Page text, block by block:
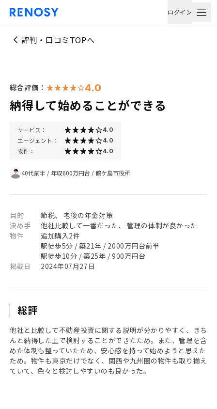
ログイン
評判・口コミTOPへ
総合評価： 4.0
納得して始めることができる
サービス： 4.0
エージェント： 4.0
物件： 4.0
40代前半 / 年収600万円台 /鶴ケ島市役所
目的
節税、 老後の年金対策
決め手
他社比較して一番だった、 管理の体制が良かった
物件
追加購入2件
駅徒歩5分 / 築21年 / 2000万円台前半
駅徒歩10分 / 築25年 / 900万円台
掲載日
2024年07月27日
総評
他社と比較して不動産投資に関する説明が分かりやすく、きち
んと納得した上で検討することができたため。また、管理を含
めた体制も整っていたため、安心感を持って始めようと思えた
ため。物件も東京だけでなく、関西や九州圏の物件も取り揃え
ていて、色々と検討しやすいのも良かった。